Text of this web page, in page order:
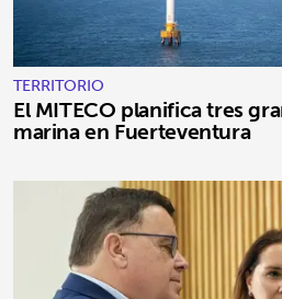
TERRITORIO
El MITECO planifica tres
marina en Fuerteventura